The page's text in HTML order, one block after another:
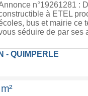
n°19261281 :
à ETEL
bus et mairie ce
séduire de par ses
- QUIMPERLE